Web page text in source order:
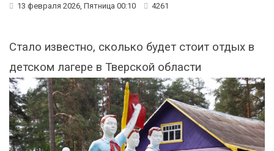
13 февраля 2026, Пятница 00:10 4261
Стало известно, сколько будет стоит отдых в
детском лагере в Тверской области